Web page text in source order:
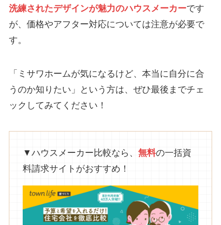
洗練されたデザインが魅力のハウスメーカーです
が、価格やアフター対応については注意が必要で
す。
「ミサワホームが気になるけど、本当に自分に合
うのか知りたい」という方は、ぜひ最後までチェ
ックしてみてください！
▼ハウスメーカー比較なら、 無料の一括資
料請求サイトがおすすめ！